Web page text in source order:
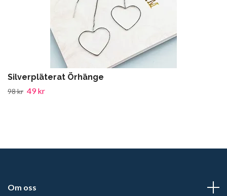
Silverpläterat Örhänge
98 kr 49 kr
Om oss